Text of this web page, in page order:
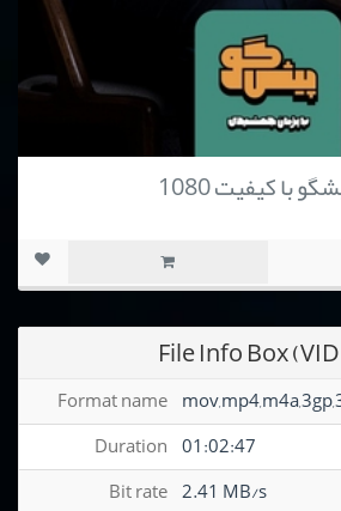
File Info Box
Format name
Duration 01:02:47
Bit rate 2.41 MB/s